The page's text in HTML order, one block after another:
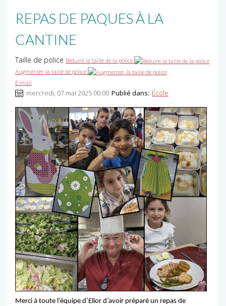
REPAS DE PAQUES À LA
CANTINE
Taille de police Réduire la taille de la police
Augmenter la taille de police
E-mail
mercredi, 07 mai 2025 00:00 Publié dans: École
Merci à toute l’équipe d’Elior d’avoir préparé un repas de